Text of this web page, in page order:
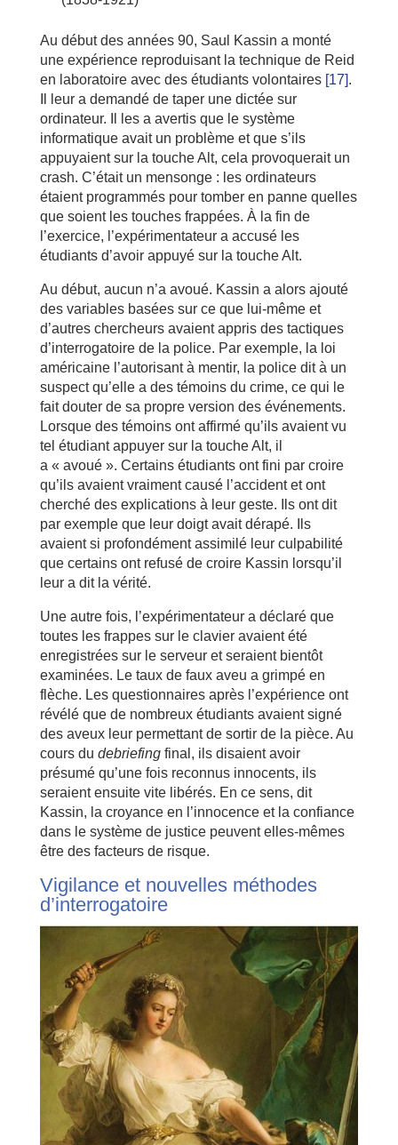
Au début des années 90, Saul Kassin a monté
une expérience reproduisant la technique de Reid
en laboratoire avec des étudiants volontaires [17].
Il leur a demandé de taper une dictée sur
ordinateur. Il les a avertis que le système
informatique avait un problème et que s’ils
appuyaient sur la touche Alt, cela provoquerait un
crash. C’était un mensonge : les ordinateurs
étaient programmés pour tomber en panne quelles
que soient les touches frappées. À la fin de
l’exercice, l’expérimentateur a accusé les
étudiants d’avoir appuyé sur la touche Alt.
Au début, aucun n’a avoué. Kassin a alors ajouté
des variables basées sur ce que lui-même et
d’autres chercheurs avaient appris des tactiques
d’interrogatoire de la police. Par exemple, la loi
américaine l’autorisant à mentir, la police dit à un
suspect qu’elle a des témoins du crime, ce qui le
fait douter de sa propre version des événements.
Lorsque des témoins ont affirmé qu’ils avaient vu
tel étudiant appuyer sur la touche Alt, il
a « avoué ». Certains étudiants ont fini par croire
qu’ils avaient vraiment causé l’accident et ont
cherché des explications à leur geste. Ils ont dit
par exemple que leur doigt avait dérapé. Ils
avaient si profondément assimilé leur culpabilité
que certains ont refusé de croire Kassin lorsqu’il
leur a dit la vérité.
Une autre fois, l’expérimentateur a déclaré que
toutes les frappes sur le clavier avaient été
enregistrées sur le serveur et seraient bientôt
examinées. Le taux de faux aveu a grimpé en
flèche. Les questionnaires après l’expérience ont
révélé que de nombreux étudiants avaient signé
des aveux leur permettant de sortir de la pièce. Au
cours du debriefingfinal, ils disaient avoir
présumé qu’une fois reconnus innocents, ils
seraient ensuite vite libérés. En ce sens, dit
Kassin, la croyance en l’innocence et la confiance
dans le système de justice peuvent elles-mêmes
être des facteurs de risque.
Vigilance et nouvelles méthodes
d’interrogatoire